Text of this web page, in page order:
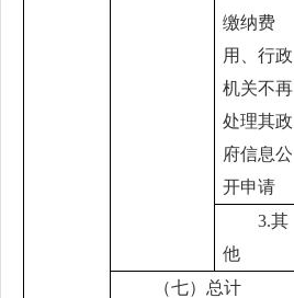
缴纳费
用、行政
机关不再
处理其政
府信息公
开申请
3.其
他
（七）总计